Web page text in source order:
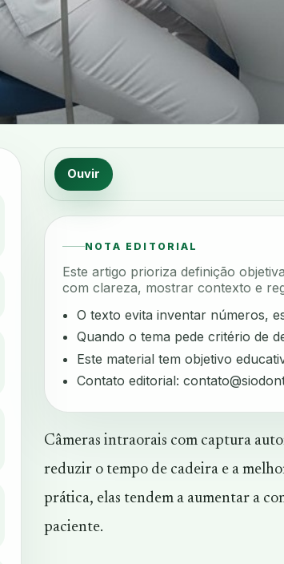
Ouvir
NOTA EDITORIAL
Este artigo prioriza definição
com clareza, mostrar contexto e
O texto evita inventar números,
Quando o tema pede critério de
Este material tem objetivo
Contato editorial:
Câmeras intraorais com captura
reduzir o tempo de cadeira e a
prática, elas tendem a aumentar a
paciente.